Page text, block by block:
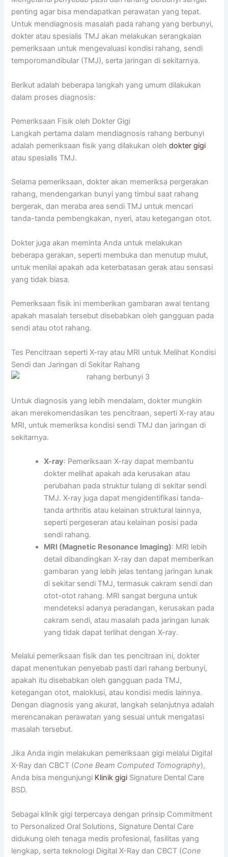
penting agar bisa mendapatkan perawatan yang tepat.
Untuk mendiagnosis masalah pada rahang yang berbunyi,
dokter atau spesialis TMJ akan melakukan serangkaian
pemeriksaan untuk mengevaluasi kondisi rahang, sendi
temporomandibular (TMJ), serta jaringan di sekitarnya.
Berikut adalah beberapa langkah yang umum dilakukan
dalam proses diagnosis:
Pemeriksaan Fisik oleh Dokter Gigi
Langkah pertama dalam mendiagnosis rahang berbunyi
adalah pemeriksaan fisik yang dilakukan olehdokter gigi
atau spesialis TMJ.
Selama pemeriksaan, dokter akan memeriksa pergerakan
rahang, mendengarkan bunyi yang timbul saat rahang
bergerak, dan meraba area sendi TMJ untuk mencari
tanda-tanda pembengkakan, nyeri, atau ketegangan otot.
Dokter juga akan meminta Anda untuk melakukan
beberapa gerakan, seperti membuka dan menutup mulut,
untuk menilai apakah ada keterbatasan gerak atau sensasi
yang tidak biasa.
Pemeriksaan fisik ini memberikan gambaran awal tentang
apakah masalah tersebut disebabkan oleh gangguan pada
sendi atau otot rahang.
Tes Pencitraan seperti X-ray atau MRI untuk Melihat Kondisi
Sendi dan Jaringan di Sekitar Rahang
Untuk diagnosis yang lebih mendalam, dokter mungkin
akan merekomendasikan tes pencitraan, seperti X-ray atau
MRI, untuk memeriksa kondisi sendi TMJ dan jaringan di
sekitarnya.
X-ray: Pemeriksaan X-ray dapat membantu
dokter melihat apakah ada kerusakan atau
perubahan pada struktur tulang di sekitar sendi
TMJ. X-ray juga dapat mengidentifikasi tanda-
tanda arthritis atau kelainan struktural lainnya,
seperti pergeseran atau kelainan posisi pada
sendi rahang.
MRI (Magnetic Resonance Imaging): MRI lebih
detail dibandingkan X-ray dan dapat memberikan
gambaran yang lebih jelas tentang jaringan lunak
di sekitar sendi TMJ, termasuk cakram sendi dan
otot-otot rahang. MRI sangat berguna untuk
mendeteksi adanya peradangan, kerusakan pada
cakram sendi, atau masalah pada jaringan lunak
yang tidak dapat terlihat dengan X-ray.
Melalui pemeriksaan fisik dan tes pencitraan ini, dokter
dapat menentukan penyebab pasti dari rahang berbunyi,
apakah itu disebabkan oleh gangguan pada TMJ,
ketegangan otot, maloklusi, atau kondisi medis lainnya.
Dengan diagnosis yang akurat, langkah selanjutnya adalah
merencanakan perawatan yang sesuai untuk mengatasi
masalah tersebut.
Jika Anda ingin melakukan pemeriksaan gigi melalui Digital
X-Ray dan CBCT (Cone Beam Computed Tomography),
Anda bisa mengunjungi Klinik gigi Signature Dental Care
BSD.
Sebagai klinik gigi terpercaya dengan prinsip Commitment
to Personalized Oral Solutions, Signature Dental Care
didukung oleh tenaga medis profesional, fasilitas yang
lengkap, serta teknologi Digital X-Ray dan CBCT (Cone